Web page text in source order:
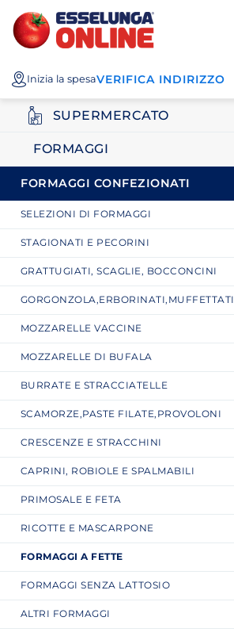
Posizionati sul contenuto principale
Posizionati sull'elenco categorie
I miei acquisti
Esselunga
Spesa
Online
Inizia la spesaVERIFICA INDIRIZZO
SUPERMERCATO
FORMAGGI
FORMAGGI CONFEZIONATI
SELEZIONI DI FORMAGGI
STAGIONATI E PECORINI
GRATTUGIATI, SCAGLIE, BOCCONCINI
GORGONZOLA,ERBORINATI,MUFFETTATI
MOZZARELLE VACCINE
MOZZARELLE DI BUFALA
BURRATE E STRACCIATELLE
SCAMORZE,PASTE FILATE,PROVOLONI
CRESCENZE E STRACCHINI
CAPRINI, ROBIOLE E SPALMABILI
PRIMOSALE E FETA
RICOTTE E MASCARPONE
FORMAGGI A FETTE
FORMAGGI SENZA LATTOSIO
ALTRI FORMAGGI